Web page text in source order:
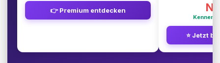
👉 Premium entdecken
⭐ Jetzt